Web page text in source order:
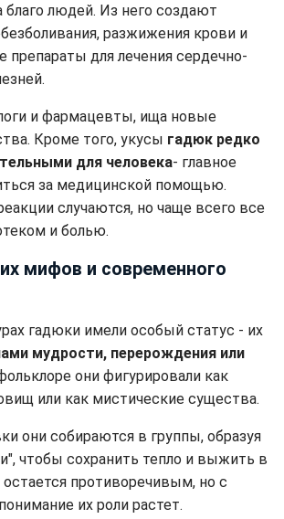
благо людей. Из него создают
разжижения крови и
препараты для лечения сердечно-
и фармацевты, ища новые
Кроме того, укусы гадюк редко
для человека- главное
за медицинской помощью.
случаются, но чаще всего все
и болью.
мифов и современного
гадюки имели особый статус - их
мудрости, перерождения или
они фигурировали как
или как мистические существа.
они собираются в группы, образуя
чтобы сохранить тепло и выжить в
противоречивым, но с
их роли растет.